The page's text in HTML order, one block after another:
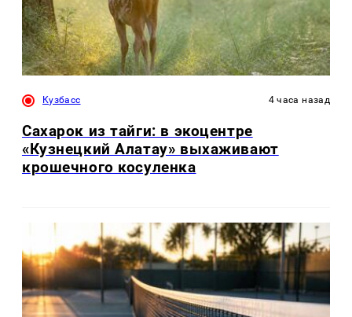
Кузбасс 4 часа назад
Сахарок из тайги: в экоцентре
«Кузнецкий Алатау» выхаживают
крошечного косуленка